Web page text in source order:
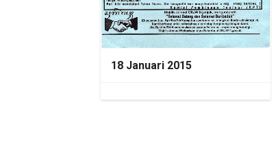
18 Januari 2015